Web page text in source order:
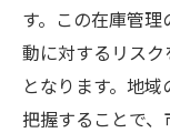
す。この在庫管
動に対するリス
となります。地
把握することで、